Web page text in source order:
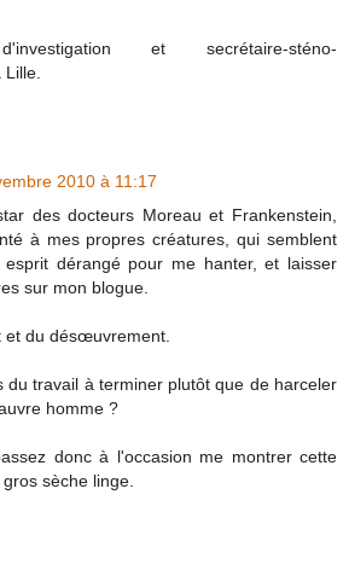
et secrétaire-sténo-
2010 à 11:17
des docteurs Moreau et Frankenstein,
à mes propres créatures, qui semblent
dérangé pour me hanter, et laisser
sur mon blogue.
et du désœuvrement.
du travail à terminer plutôt que de harceler
homme ?
donc à l'occasion me montrer cette
sèche linge.